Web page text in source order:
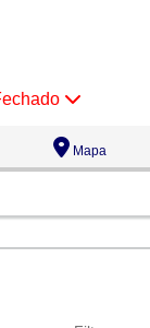
Mapa